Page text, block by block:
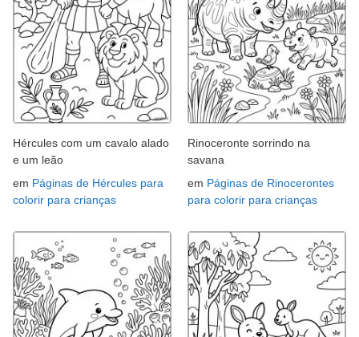
Hércules com um cavalo alado
e um leão
em Páginas de Hércules para
colorir para crianças
Rinoceronte sorrindo na
savana
em Páginas de Rinocerontes
para colorir para crianças